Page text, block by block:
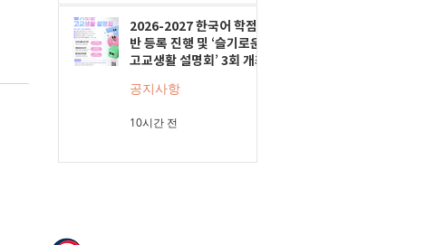
2026-2027 한국어 학점
반 등록 진행 및 ‘슬기로운
고교생활 설명회’ 3회 개최
공지사항
10시간 전